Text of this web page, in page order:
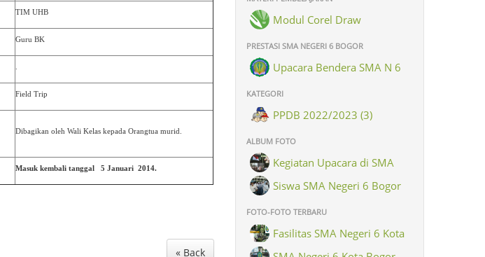
TIM UHB
Guru BK
Field Trip
Dibagikan oleh Wali Kelas kepada Orangtua murid.
Masuk kembali tanggal 5 Januari 2014.
« Back
Modul Corel Draw
PRESTASI SMA NEGERI 6 BOGOR
Upacara Bendera SMA N 6
Kota Bogor dlm rangka
memperingati hari Santri Nasional
KATEGORI
PPDB 2022/2023 (3)
ALBUM FOTO
Kegiatan Upacara di SMA
Negeri 6 Bogor (8)
Siswa SMA Negeri 6 Bogor
(26)
FOTO-FOTO TERBARU
Fasilitas SMA Negeri 6 Kota
Bogor